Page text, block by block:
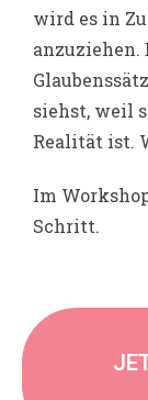
wird es in
anzuziehen.
siehst, weil
Realität ist.
Im
Schritt.